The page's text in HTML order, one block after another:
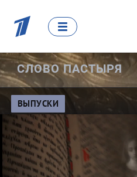
СЛОВО ПАСТЫРЯ
ВЫПУСКИ